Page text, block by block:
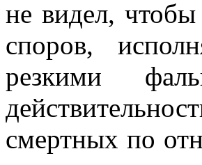
не видел,
споров,
резкими
смертных по